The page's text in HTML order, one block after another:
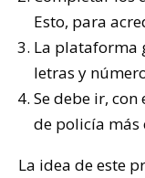
Esto, para
La plataforma
letras y
Se debe ir,
de policía más
La idea de este